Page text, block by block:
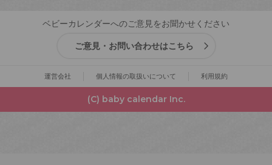
ベビーカレンダーへのご意見をお聞かせください
ご意見・お問い合わせはこちら
運営会社 個人情報の取扱いについて 利用規約
(C) baby calendar Inc.